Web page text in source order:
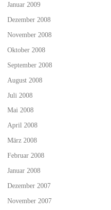
Januar 2009
Dezember 2008
November 2008
Oktober 2008
September 2008
August 2008
Juli 2008
Mai 2008
April 2008
März 2008
Februar 2008
Januar 2008
Dezember 2007
November 2007